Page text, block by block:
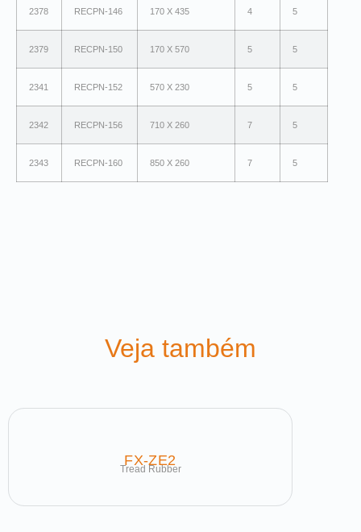
2378 RECPN-146 170 X 435 4 5
2379 RECPN-150 170 X 570 5 5
2341 RECPN-152 570 X 230 5 5
2342 RECPN-156 710 X 260 7 5
2343 RECPN-160 850 X 260 7 5
Veja também
FX-ZE2
Tread Rubber